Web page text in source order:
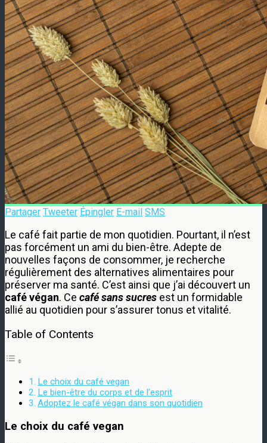
Partager Tweeter Épingler E-mail SMS
Le café fait partie de mon quotidien. Pourtant, il n’est
pas forcément un ami du bien-être. Adepte de
nouvelles façons de consommer, je recherche
régulièrement des alternatives alimentaires pour
préserver ma santé. C’est ainsi que j’ai découvert un
café végan. Ce café sans sucres est un formidable
allié au quotidien pour s’assurer tonus et vitalité.
Table of Contents
Le choix du café vegan
Le bien-être du corps et de l’esprit
Adoptez le café végan dans son quotidien
Le choix du café vegan